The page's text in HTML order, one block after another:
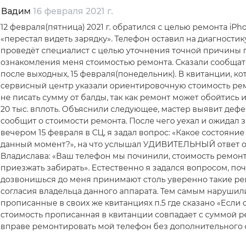
Вадим 16 февраля 2021 г.
12 февраля(пятница) 2021 г. обратился с целью ремонта
«перестал видеть зарядку». Телефон оставил на
проведёт специалист с целью уточнения точной причины
ознакомления меня стоимостью ремонта. Сказали
после выходных, 15 февраля(понедельник). В квитанции,
сервисный центр указали ориентировочную стоимость
не писать сумму от балды, так как ремонт может обойтись и
20 тыс. вплоть. Объяснили следующее, мастер выявит
сообщит о стоимости ремонта. После чего уехал и ожидал
вечером 15 февраля в СЦ, я задал вопрос: «Какое
данный момент?», на что услышал УДИВИТЕЛЬНЫЙ ответ
Владислава: «Ваш телефон мы починили, стоимость
приезжать забирать». Естественно я задался вопросом,
дозвонишься до меня принимают столь уверенно такие
согласия владельца данного аппарата. Тем самым
прописанные в своих же квитанциях п.5 где сказано «Если
стоимость прописанная в квитанции совпадает с суммой
вправе ремонтировать мой телефон без дополнительного